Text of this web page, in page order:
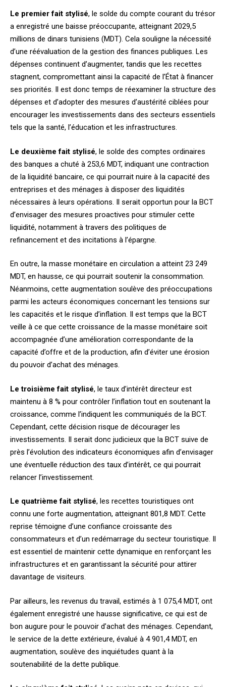
Le premier fait stylisé, le solde du compte courant du trésor
a enregistré une baisse préoccupante, atteignant 2029,5
millions de dinars tunisiens (MDT). Cela souligne la nécessité
d’une réévaluation de la gestion des finances publiques. Les
dépenses continuent d’augmenter, tandis que les recettes
stagnent, compromettant ainsi la capacité de l’État à financer
ses priorités. Il est donc temps de réexaminer la structure des
dépenses et d’adopter des mesures d’austérité ciblées pour
encourager les investissements dans des secteurs essentiels
tels que la santé, l’éducation et les infrastructures.
Le deuxième fait stylisé, le solde des comptes ordinaires
des banques a chuté à 253,6 MDT, indiquant une contraction
de la liquidité bancaire, ce qui pourrait nuire à la capacité des
entreprises et des ménages à disposer des liquidités
nécessaires à leurs opérations. Il serait opportun pour la BCT
d’envisager des mesures proactives pour stimuler cette
liquidité, notamment à travers des politiques de
refinancement et des incitations à l’épargne.
En outre, la masse monétaire en circulation a atteint 23 249
MDT, en hausse, ce qui pourrait soutenir la consommation.
Néanmoins, cette augmentation soulève des préoccupations
parmi les acteurs économiques concernant les tensions sur
les capacités et le risque d’inflation. Il est temps que la BCT
veille à ce que cette croissance de la masse monétaire soit
accompagnée d’une amélioration correspondante de la
capacité d’offre et de la production, afin d’éviter une érosion
du pouvoir d’achat des ménages.
Le troisième fait stylisé, le taux d’intérêt directeur est
maintenu à 8 % pour contrôler l’inflation tout en soutenant la
croissance, comme l’indiquent les communiqués de la BCT.
Cependant, cette décision risque de décourager les
investissements. Il serait donc judicieux que la BCT suive de
près l’évolution des indicateurs économiques afin d’envisager
une éventuelle réduction des taux d’intérêt, ce qui pourrait
relancer l’investissement.
Le quatrième fait stylisé, les recettes touristiques ont
connu une forte augmentation, atteignant 801,8 MDT. Cette
reprise témoigne d’une confiance croissante des
consommateurs et d’un redémarrage du secteur touristique. Il
est essentiel de maintenir cette dynamique en renforçant les
infrastructures et en garantissant la sécurité pour attirer
davantage de visiteurs.
Par ailleurs, les revenus du travail, estimés à 1 075,4 MDT, ont
également enregistré une hausse significative, ce qui est de
bon augure pour le pouvoir d’achat des ménages. Cependant,
le service de la dette extérieure, évalué à 4 901,4 MDT, en
augmentation, soulève des inquiétudes quant à la
soutenabilité de la dette publique.